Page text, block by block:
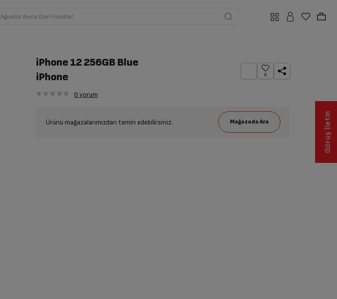
Ağustos Ayına Özel Fırsatlar!
iPhone 12 256GB Blue
iPhone
9
0 yorum
Ürünü mağazalarımızdan temin edebilirsiniz. Görüş İletin